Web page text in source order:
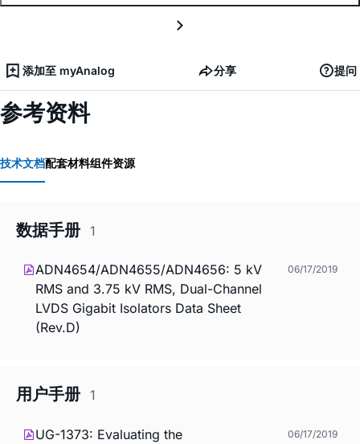
添加至 myAnalog 分享 提问
参考资料
技术文档配套材料组件资源
数据手册 1
ADN4654/ADN4655/ADN4656: 5 kV
RMS and 3.75 kV RMS, Dual-Channel
LVDS Gigabit Isolators Data Sheet
(Rev.D)
06/17/2019
用户手册 1
UG-1373: Evaluating the
06/17/2019